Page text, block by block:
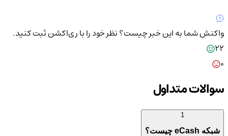
واکنش شما به این خبر چیست؟نظر خود را با ری‌اکشن ثبت کنید.
22
سوالات متداول
شبکه eCash چیست؟